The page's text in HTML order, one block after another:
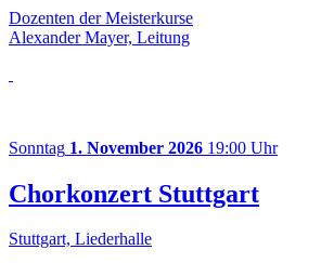
Dozenten der Meisterkurse
Alexander Mayer, Leitung
Sonntag 1. November 2026 19:00 Uhr
Chorkonzert Stuttgart
Stuttgart, Liederhalle